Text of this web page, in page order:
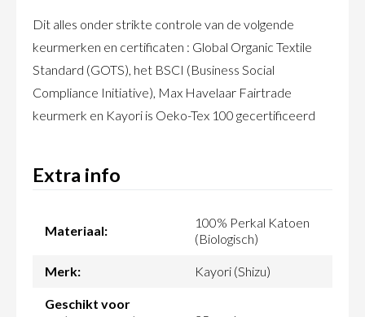
Dit alles onder strikte controle van de volgende
keurmerken en certificaten : Global Organic Textile
Standard (GOTS), het BSCI (Business Social
Compliance Initiative), Max Havelaar Fairtrade
keurmerk en Kayori is Oeko-Tex 100 gecertificeerd
Extra info
Materiaal:
100% Perkal Katoen
(Biologisch)
Merk: Kayori (Shizu)
Geschikt voor